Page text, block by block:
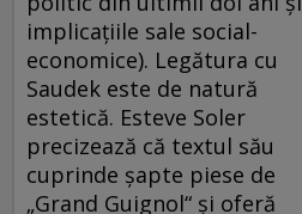
implicaţiile sale social-
economice). Legătura cu
Saudek este de natură
estetică. Esteve Soler
precizează că textul său
cuprinde şapte piese de
„Grand Guignol“ şi oferă